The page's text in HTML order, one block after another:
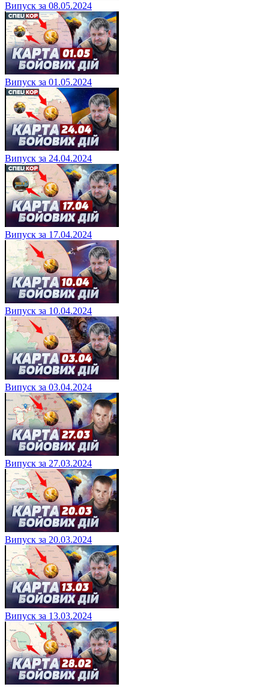
Випуск за 08.05.2024
Випуск за 01.05.2024
Випуск за 24.04.2024
Випуск за 17.04.2024
Випуск за 10.04.2024
Випуск за 03.04.2024
Випуск за 27.03.2024
Випуск за 20.03.2024
Випуск за 13.03.2024